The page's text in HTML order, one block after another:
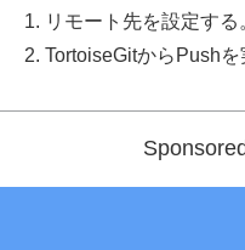
リモート先を設定する
TortoiseGitからPushを